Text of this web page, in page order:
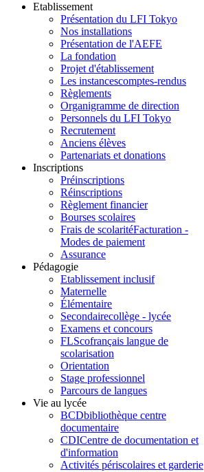
Etablissement
Présentation du LFI Tokyo
Nos installations
Présentation de l'AEFE
La fondation
Projet d'établissement
Les instancescomptes-rendus
Règlements
Organigramme de direction
Personnels du LFI Tokyo
Recrutement
Anciens élèves
Partenariats et donations
Inscriptions
Préinscriptions
Réinscriptions
Règlement financier
Bourses scolaires
Frais de scolaritéFacturation -
Modes de paiement
Assurance
Pédagogie
Etablissement inclusif
Maternelle
Élémentaire
Secondairecollège - lycée
Examens et concours
FLScofrançais langue de
scolarisation
Orientation
Stage professionnel
Parcours de langues
Vie au lycée
BCDbibliothèque centre
documentaire
CDICentre de documentation et
d'information
Activités périscolaires et garderie